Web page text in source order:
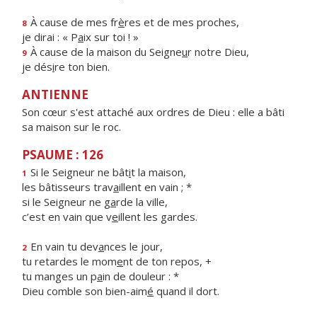
8 À cause de mes frères et de mes proches,
je dirai : « Paix sur toi ! »
9 À cause de la maison du Seigneur notre Dieu,
je désire ton bien.
ANTIENNE
Son cœur s'est attaché aux ordres de Dieu : elle a bâti
sa maison sur le roc.
PSAUME : 126
1 Si le Seigneur ne bâtit la maison,
les bâtisseurs travaillent en vain ; *
si le Seigneur ne garde la ville,
c’est en vain que veillent les gardes.
2 En vain tu devances le jour,
tu retardes le moment de ton repos, +
tu manges un pain de douleur : *
Dieu comble son bien-aimé quand il dort.